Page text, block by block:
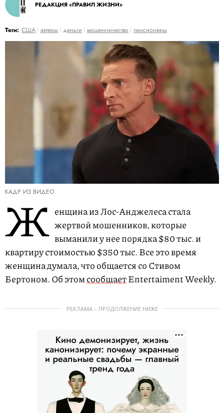
РЕДАКЦИЯ «ПРАВИЛ ЖИЗНИ»
Теги: США актеры деньги мошенничество пенсионеры
КАДР ИЗ ВИДЕО
Ж енщина из Лос-Анджелеса стала
жертвой мошенников, которые
выманили у нее порядка $80 тыс. и
квартиру стоимостью $350 тыс. Все это время
женщина думала, что общается со Стивом
Бертоном. Об этомсообщаетEntertaiment Weekly.
РЕКЛАМА – ПРОДОЛЖЕНИЕ НИЖЕ